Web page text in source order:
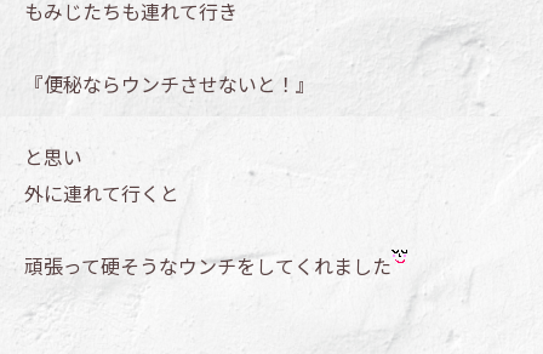
もみじたちも連れて行き
『便秘ならウンチさせないと！』
と思い
外に連れて行くと
頑張って硬そうなウンチをしてくれました